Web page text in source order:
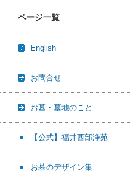
ページ一覧
English
お問合せ
お墓・墓地のこと
【公式】福井西部浄苑
お墓のデザイン集